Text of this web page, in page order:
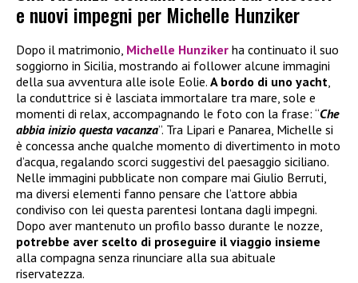
e nuovi impegni per Michelle Hunziker
Dopo il matrimonio, Michelle Hunziker ha continuato il suo
soggiorno in Sicilia, mostrando ai follower alcune immagini
della sua avventura alle isole Eolie. A bordo di uno yacht,
la conduttrice si è lasciata immortalare tra mare, sole e
momenti di relax, accompagnando le foto con la frase: “Che
abbia inizio questa vacanza”. Tra Lipari e Panarea, Michelle si
è concessa anche qualche momento di divertimento in moto
d’acqua, regalando scorci suggestivi del paesaggio siciliano.
Nelle immagini pubblicate non compare mai Giulio Berruti,
ma diversi elementi fanno pensare che l’attore abbia
condiviso con lei questa parentesi lontana dagli impegni.
Dopo aver mantenuto un profilo basso durante le nozze,
potrebbe aver scelto di proseguire il viaggio insieme
alla compagna senza rinunciare alla sua abituale
riservatezza.